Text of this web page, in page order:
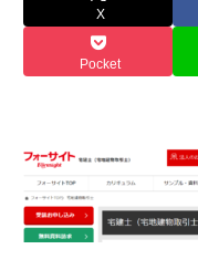
X
Pocket